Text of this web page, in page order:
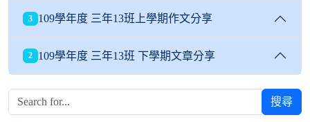
3 109學年度 三年13班上學期作文分享
2 109學年度 三年13班 下學期文章分享
搜尋